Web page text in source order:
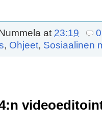
at 23:19
, Ohjeet, Sosiaalinen